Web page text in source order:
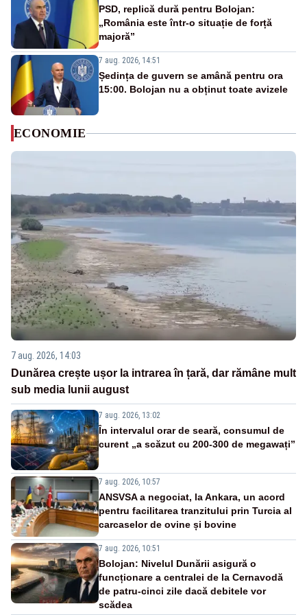
PSD, replică dură pentru Bolojan:
„România este într-o situație de forță
majoră”
7 aug. 2026, 14:51
Ședința de guvern se amână pentru ora
15:00. Bolojan nu a obținut toate avizele
ECONOMIE
7 aug. 2026, 14:03
Dunărea crește ușor la intrarea în țară, dar rămâne mult
sub media lunii august
7 aug. 2026, 13:02
În intervalul orar de seară, consumul de
curent „a scăzut cu 200-300 de megawați”
7 aug. 2026, 10:57
ANSVSA a negociat, la Ankara, un acord
pentru facilitarea tranzitului prin Turcia al
carcaselor de ovine și bovine
7 aug. 2026, 10:51
Bolojan: Nivelul Dunării asigură o
funcționare a centralei de la Cernavodă
de patru-cinci zile dacă debitele vor
scădea